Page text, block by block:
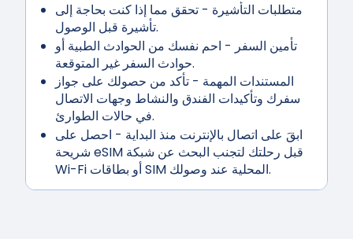
متطلبات التأشيرة - تحقق مما إذا كنت بحاجة إلى
تأشيرة قبل الوصول.
تأمين السفر - احم نفسك من الحوادث الطبية أو
حوادث السفر غير المتوقعة.
المستندات المهمة - تأكد من حصولك على جواز
سفرك وتأكيدات الفندق والنشاط وجهات الاتصال
في حالات الطوارئ.
ابقَ على اتصال بالإنترنت منذ البداية - احصل على
شريحة eSIM قبل رحلتك لتجنب البحث عن شبكة
Wi-Fi أو بطاقات SIM المحلية عند وصولك.